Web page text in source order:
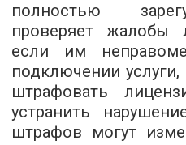
полностью
проверяет
если им
подключении
штрафовать
устранить
штрафов могут